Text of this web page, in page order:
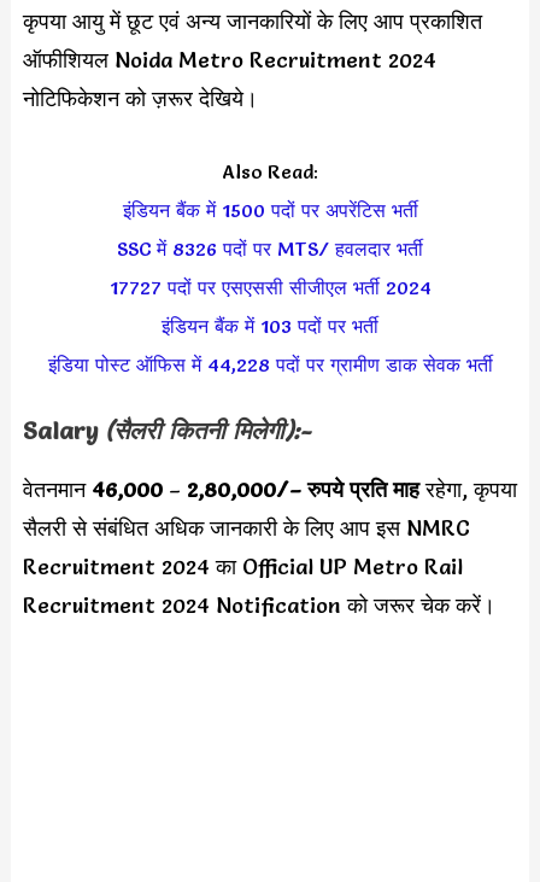
कृपया आयु में छूट एवं अन्य जानकारियों के लिए आप प्रकाशित
ऑफीशियल Noida Metro Recruitment 2024
नोटिफिकेशन को ज़रूर देखिये।
Also Read:
इंडियन बैंक में 1500 पदों पर अपरेंटिस भर्ती
SSC में 8326 पदों पर MTS/ हवलदार भर्ती
17727 पदों पर एसएससी सीजीएल भर्ती 2024
इंडियन बैंक में 103 पदों पर भर्ती
इंडिया पोस्ट ऑफिस में 44,228 पदों पर ग्रामीण डाक सेवक भर्ती
Salary (सैलरी कितनी मिलेगी):-
वेतनमान 46,000– 2,80,000/– रुपये प्रति माहरहेगा, कृपया
सैलरी से संबंधित अधिक जानकारी के लिए आप इस NMRC
Recruitment 2024 का Official UP Metro Rail
Recruitment 2024 Notification को जरूर चेक करें।